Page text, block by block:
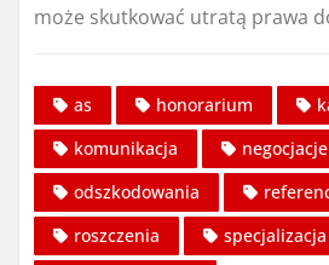
może skutkować utratą prawa
as honorarium
komunikacja
negocjacje
odszkodowania
roszczenia
specjalizacja